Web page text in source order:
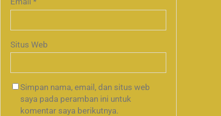
Situs Web
Simpan nama, email, dan situs web
saya pada peramban ini untuk
komentar saya berikutnya.